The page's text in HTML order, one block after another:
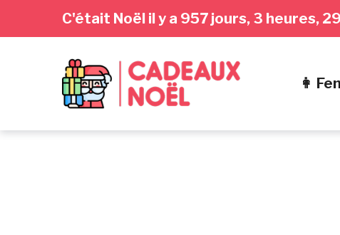
navigation
C'était Noël il y a 957 jours, 3 heures,
👩